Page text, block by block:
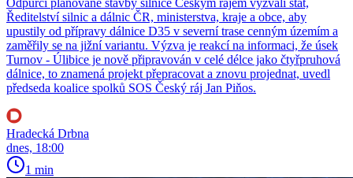
Odpůrci plánované stavby silnice Českým rájem vyzvali stát,
Ředitelství silnic a dálnic ČR, ministerstva, kraje a obce, aby
upustily od přípravy dálnice D35 v severní trase cenným územím a
zaměřily se na jižní variantu. Výzva je reakcí na informaci, že úsek
Turnov - Úlibice je nově připravován v celé délce jako čtyřpruhová
dálnice, to znamená projekt přepracovat a znovu projednat, uvedl
předseda koalice spolků SOS Český ráj Jan Piňos.
Hradecká Drbna
dnes, 18:00
1 min